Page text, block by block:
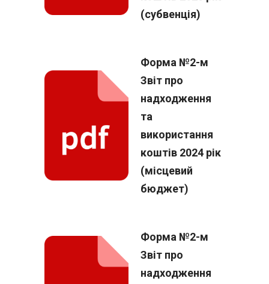
(субвенція)
Форма №2-м
Звіт про
надходження
та
використання
коштів 2024 рік
(місцевий
бюджет)
Форма №2-м
Звіт про
надходження